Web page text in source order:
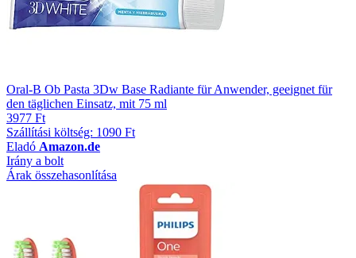
Oral-B Ob Pasta 3Dw Base Radiante für Anwender, geeignet für
den täglichen Einsatz, mit 75 ml
3977 Ft
Szállítási költség: 1090 Ft
Eladó Amazon.de
Irány a bolt
Árak összehasonlítása